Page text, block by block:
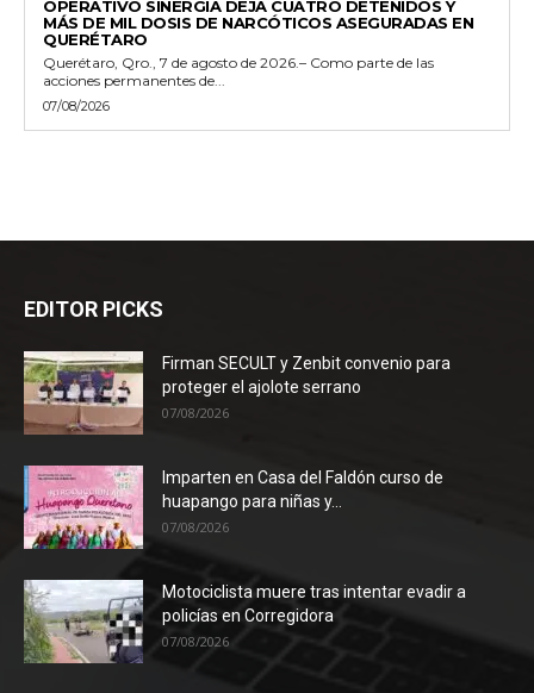
OPERATIVO SINERGIA DEJA CUATRO DETENIDOS Y
MÁS DE MIL DOSIS DE NARCÓTICOS ASEGURADAS EN
QUERÉTARO
Querétaro, Qro., 7 de agosto de 2026.– Como parte de las
acciones permanentes de...
07/08/2026
EDITOR PICKS
Firman SECULT y Zenbit convenio para
proteger el ajolote serrano
07/08/2026
Imparten en Casa del Faldón curso de
huapango para niñas y...
07/08/2026
Motociclista muere tras intentar evadir a
policías en Corregidora
07/08/2026